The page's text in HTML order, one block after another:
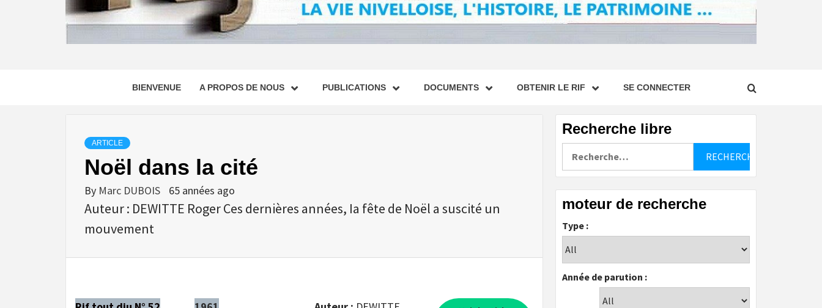
BIENVENUE A PROPOS DE NOUS PUBLICATIONS DOCUMENTS OBTENIR LE RIF SE CONNECTER
ARTICLE
Noël dans la cité
By Marc DUBOIS 65 années ago
Auteur : DEWITTE Roger Ces dernières années, Ia fête de Noël a suscité un
mouvement
Recherche libre
moteur de recherche
Type :
Année de parution :